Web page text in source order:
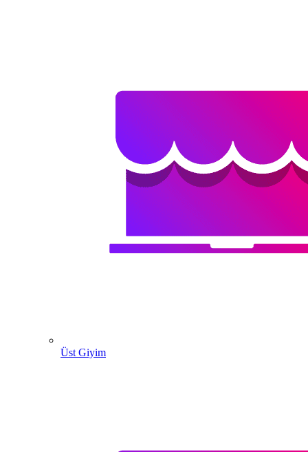
Üst Giyim